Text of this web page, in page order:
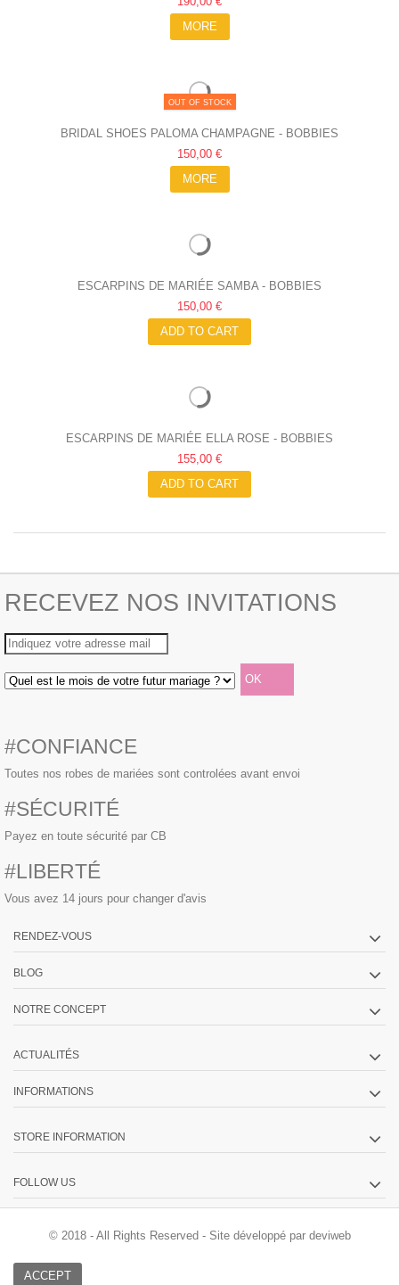
MORE
OUT OF STOCK
BRIDAL SHOES PALOMA CHAMPAGNE - BOBBIES
150,00 €
MORE
ESCARPINS DE MARIÉE SAMBA - BOBBIES
150,00 €
ADD TO CART
ESCARPINS DE MARIÉE ELLA ROSE - BOBBIES
155,00 €
ADD TO CART
RECEVEZ NOS INVITATIONS
#CONFIANCE
Toutes nos robes de mariées sont controlées avant envoi
#SÉCURITÉ
Payez en toute sécurité par CB
#LIBERTÉ
Vous avez 14 jours pour changer d'avis
RENDEZ-VOUS
BLOG
NOTRE CONCEPT
ACTUALITÉS
INFORMATIONS
STORE INFORMATION
FOLLOW US
© 2018 - All Rights Reserved - Site développé par deviweb
ACCEPT